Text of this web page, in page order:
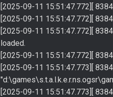
[2025-09-11 15:51:47.772][
[2025-09-11 15:51:47.772][
[2025-09-11 15:51:47.772][
loaded.
[2025-09-11 15:51:47.772][
[2025-09-11 15:51:47.773][
[2025-09-11 15:51:47.773][